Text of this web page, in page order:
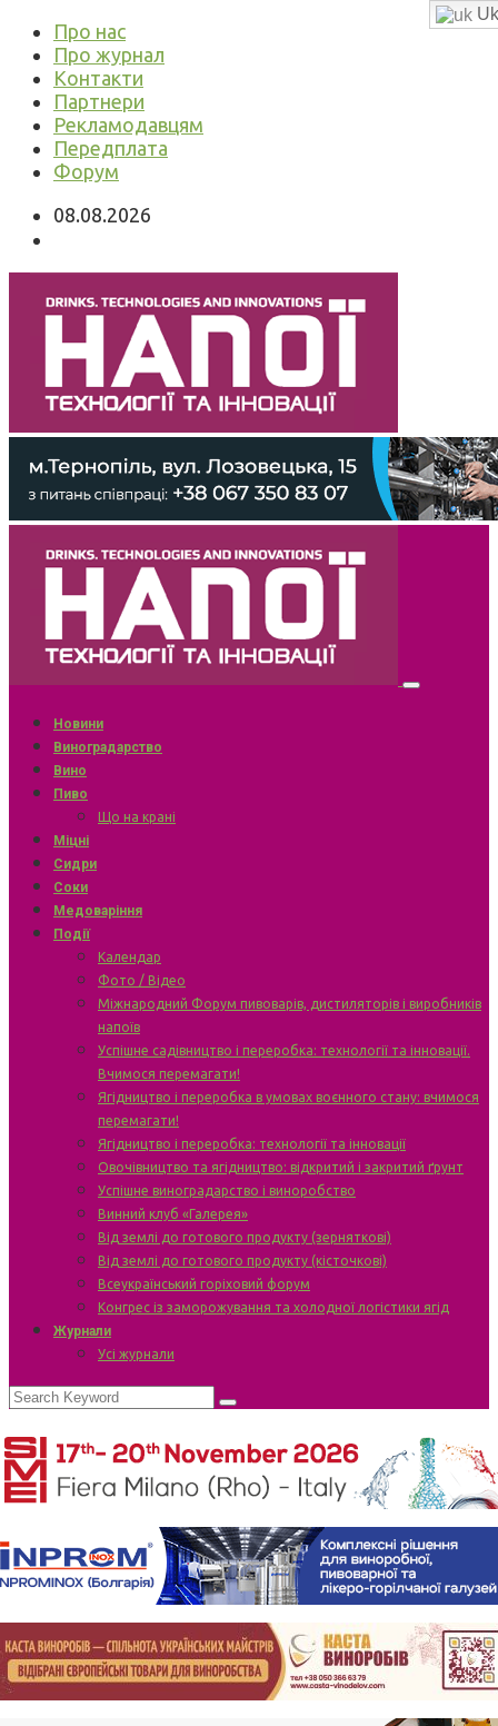
Про нас
Про журнал
Контакти
Партнери
Рекламодавцям
Передплата
Форум
08.08.2026
Новини
Виноградарство
Вино
Пиво
Що на крані
Міцні
Сидри
Соки
Медоваріння
Події
Календар
Фото / Відео
Міжнародний Форум пивоварів, дистиляторів і виробників
напоїв
Успішне садівництво і переробка: технології та інновації.
Вчимося перемагати!
Ягідництво і переробка в умовах воєнного стану: вчимося
перемагати!
Ягідництво і переробка: технології та інновації
Овочівництво та ягідництво: відкритий і закритий ґрунт
Успішне виноградарство і виноробство
Винний клуб «Галерея»
Від землі до готового продукту (зерняткові)
Від землі до готового продукту (кісточкові)
Всеукраїнський горіховий форум
Конгрес із заморожування та холодної логістики ягід
Журнали
Усі журнали